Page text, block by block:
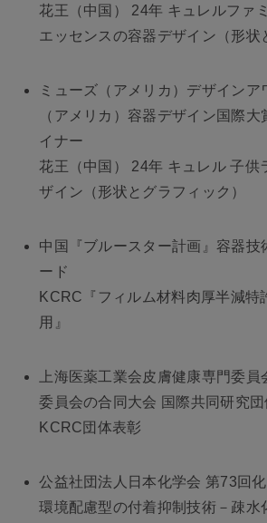
花王（中国） 24年 キュレルファ
エッセンスの容器デザイン（形状
ミューズ（アメリカ）デザインア
（アメリカ）容器デザイン国際
イナー
花王（中国） 24年 キュレル 子供
ザイン（形状とグラフィック）
中国『ブルースター計画』容器
ード
KCRC『フィルム材料肉厚半減特
用』
上海医薬工業会皮膚健康専門委員
委員会の合同大会 国際共同研究団
KCRC団体表彰
公益社団法人日本化学会 第73回
環境配慮型の付着抑制技術－疎水